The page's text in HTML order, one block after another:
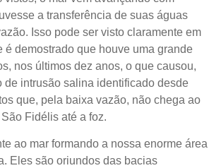
a transferência de suas águas
Isso pode ser visto claramente em
demostrado que houve uma grande
nos últimos dez anos, o que causou,
de intrusão salina identificado desde
que, pela baixa vazão, não chega ao
Fidélis até a foz.
ao mar formando a nossa enorme área
Eles são oriundos das bacias